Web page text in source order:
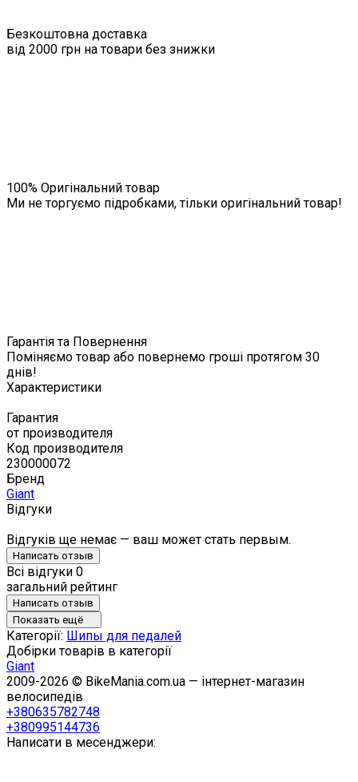
Безкоштовна доставка
від 2000 грн на товари без знижки
100% Оригінальний товар
Ми не торгуємо підробками, тільки оригінальний товар!
Гарантія та Повернення
Поміняємо товар або повернемо гроші протягом 30
днів!
Характеристики
Гарантия
от производителя
Код производителя
230000072
Бренд
Giant
Відгуки
Відгуків ще немає — ваш может стать первым.
Написать отзыв
Всі відгуки 0
загальний рейтинг
Написать отзыв
Показать ещё
Категорії: Шипы для педалей
Добірки товарів в категорії
Giant
2009-2026 © BikeMania.com.ua — інтернет-магазин
велосипедів
+380635782748
+380995144736
Написати в месенджери: